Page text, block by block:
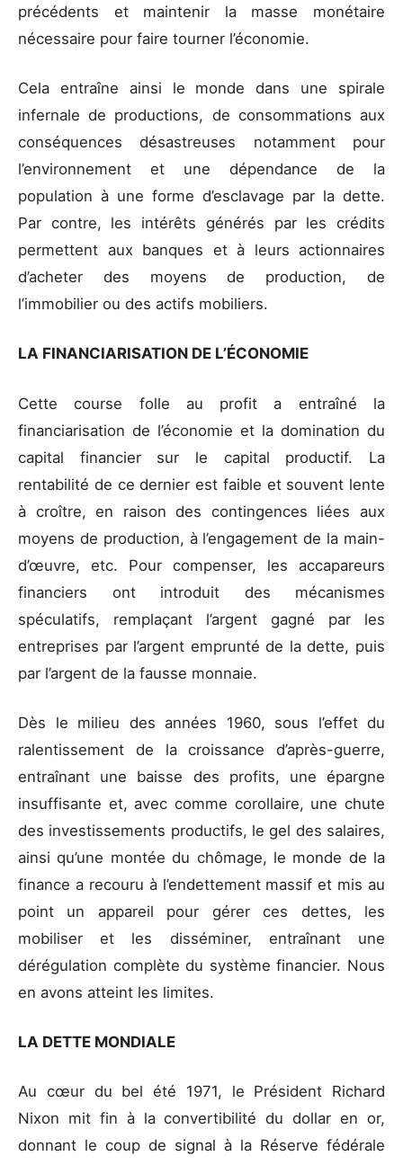
précédents et maintenir la masse monétaire
nécessaire pour faire tourner l’économie.
Cela entraîne ainsi le monde dans une spirale
infernale de productions, de consommations aux
conséquences désastreuses notamment pour
l’environnement et une dépendance de la
population à une forme d’esclavage par la dette.
Par contre, les intérêts générés par les crédits
permettent aux banques et à leurs actionnaires
d’acheter des moyens de production, de
l’immobilier ou des actifs mobiliers.
LA FINANCIARISATION DE L’ÉCONOMIE
Cette course folle au profit a entraîné la
financiarisation de l’économie et la domination du
capital financier sur le capital productif. La
rentabilité de ce dernier est faible et souvent lente
à croître, en raison des contingences liées aux
moyens de production, à l’engagement de la main-
d’œuvre, etc. Pour compenser, les accapareurs
financiers ont introduit des mécanismes
spéculatifs, remplaçant l’argent gagné par les
entreprises par l’argent emprunté de la dette, puis
par l’argent de la fausse monnaie.
Dès le milieu des années 1960, sous l’effet du
ralentissement de la croissance d’après-guerre,
entraînant une baisse des profits, une épargne
insuffisante et, avec comme corollaire, une chute
des investissements productifs, le gel des salaires,
ainsi qu’une montée du chômage, le monde de la
finance a recouru à l’endettement massif et mis au
point un appareil pour gérer ces dettes, les
mobiliser et les disséminer, entraînant une
dérégulation complète du système financier. Nous
en avons atteint les limites.
LA DETTE MONDIALE
Au cœur du bel été 1971, le Président Richard
Nixon mit fin à la convertibilité du dollar en or,
donnant le coup de signal à la Réserve fédérale